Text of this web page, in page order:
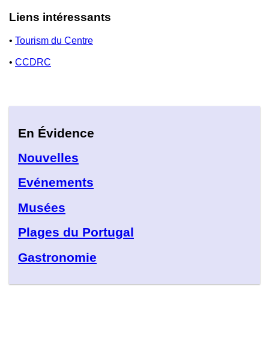
Liens intéressants
• Tourism du Centre
• CCDRC
En Évidence
Nouvelles
Evénements
Musées
Plages du Portugal
Gastronomie